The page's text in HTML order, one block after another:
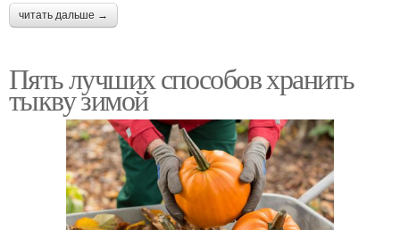
читать дальше →
Пять лучших способов хранить
тыкву зимой